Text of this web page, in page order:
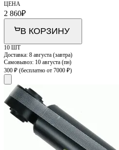
ЦЕНА
2 860₽
В КОРЗИНУ
10 ШТ
Доставка: 8 августа (завтра)
Самовывоз: 10 августа (пн)
300 ₽ (бесплатно от 7000 ₽)